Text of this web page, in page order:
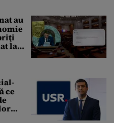
au
la
ce